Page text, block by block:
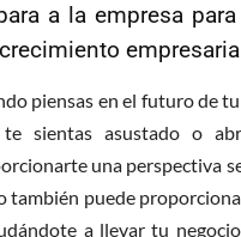
a la empresa
piensas en el futuro de
sientas asustado o
una perspectiva
también puede
a llevar tu